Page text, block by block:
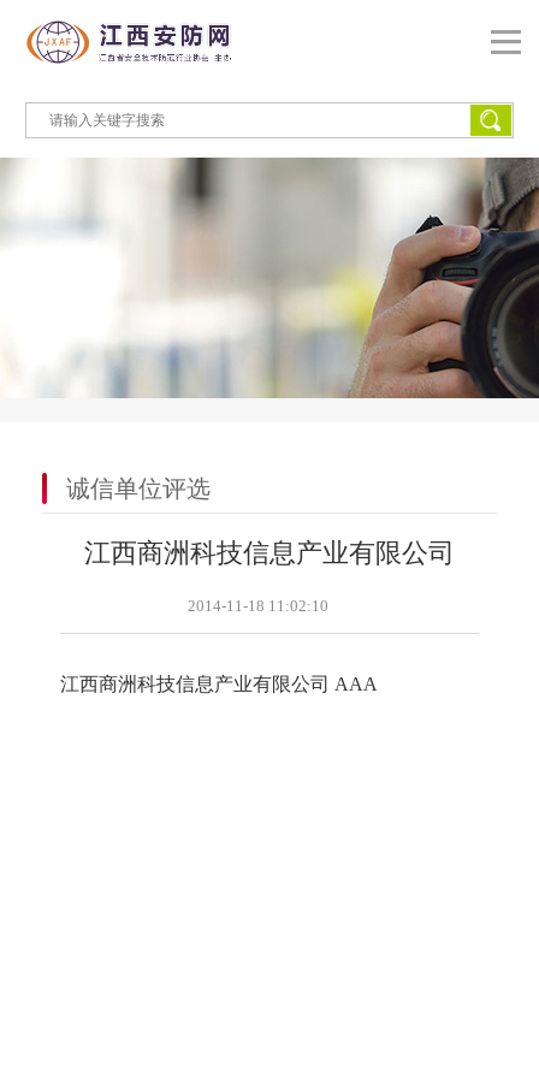
诚信单位评选
江西商洲科技信息产业有限公司
2014-11-18 11:02:10
江西商洲科技信息产业有限公司 AAA